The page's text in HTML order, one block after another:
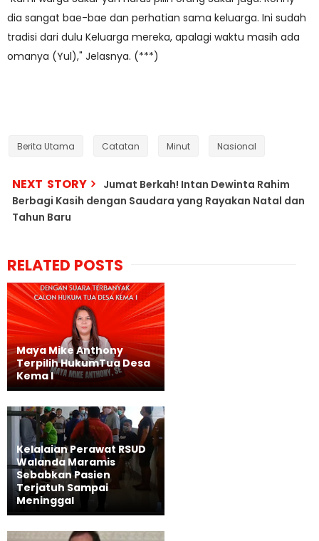
dia sangat bae-bae dan perhatian sama keluarga. Ini sudah
tradisi dari dulu Keluarga mereka, apalagi waktu masih ada
omanya (Yul)," Jelasnya. (***)
Berita Utama Catatan Minut Nasional
NEXT STORY
Jumat Berkah! Intan Dewinta Rahim
Berbagi Kasih dengan Saudara yang Rayakan Natal dan
Tahun Baru
RELATED POSTS
Maya Mike Anthony
Terpilih HukumTua Desa
Kema I
Kelalaian Perawat RSUD
Walanda Maramis
Sebabkan Pasien
Terjatuh Sampai
Meninggal